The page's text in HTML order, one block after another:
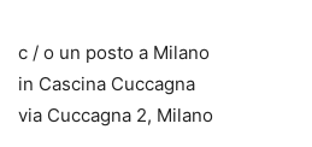
c / o un posto a Milano
in Cascina Cuccagna
via Cuccagna 2, Milano